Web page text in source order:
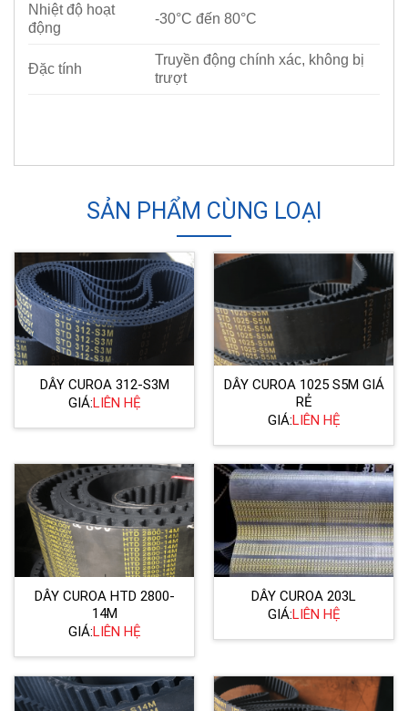
Nhiệt độ hoạt
động
-30°C đến 80°C
Đặc tính
Truyền động chính xác, không bị
trượt
SẢN PHẨM CÙNG LOẠI
DÂY CUROA 312-S3M
GIÁ:LIÊN HỆ
DÂY CUROA 1025 S5M GIÁ
RẺ
GIÁ:LIÊN HỆ
DÂY CUROA HTD 2800-
14M
GIÁ:LIÊN HỆ
DÂY CUROA 203L
GIÁ:LIÊN HỆ